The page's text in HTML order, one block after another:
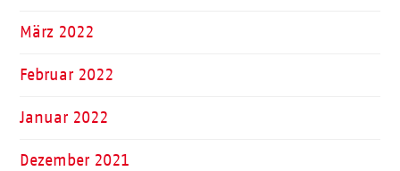
März 2022
Februar 2022
Januar 2022
Dezember 2021